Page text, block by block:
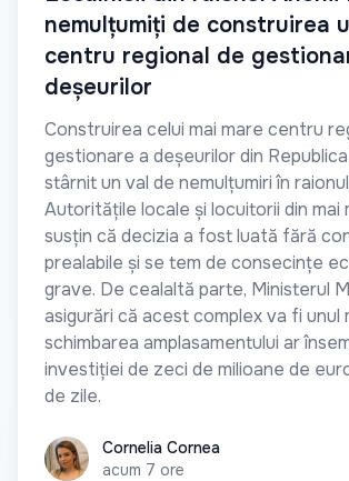
nemulțumiți de construirea
centru regional de
deșeurilor
Construirea celui mai mare centru
gestionare a deșeurilor din
stârnit un val de nemulțumiri în
Autoritățile locale și locuitorii din mai
susțin că decizia a fost luată fără
prealabile și se tem de consecințe
grave. De cealaltă parte, Ministerul
asigurări că acest complex va fi unul
schimbarea amplasamentului ar
investiției de zeci de milioane de
de zile.
Cornelia Cornea
Cornelia Cornea
acum 7 ore